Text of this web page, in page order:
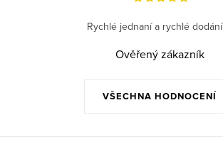
VŠECHNA HODNOCENÍ
Rychlé jednaní a rychlé
Ověřený zákazník